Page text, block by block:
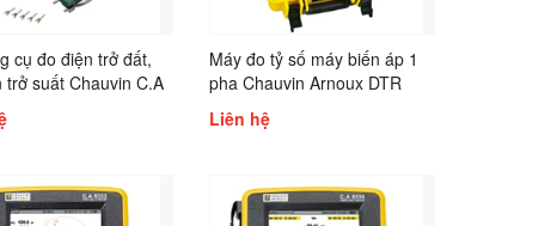
cụ đo điện trở đất,
trở suất Chauvin C.A
Máy đo tỷ số máy biến áp 1
pha Chauvin Arnoux DTR
8510
Liên hệ